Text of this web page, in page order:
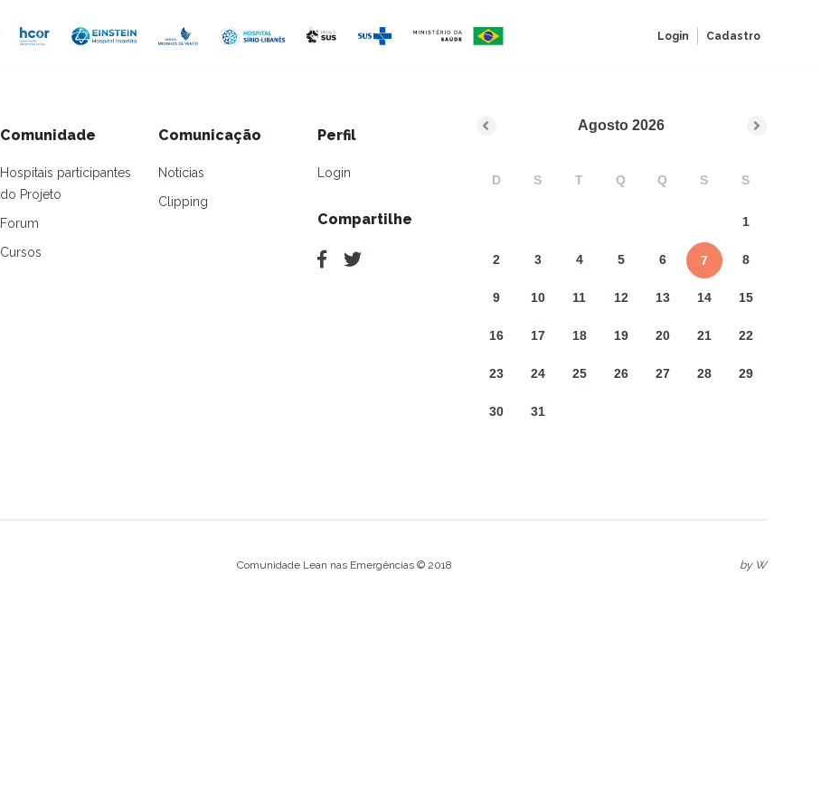
Login Cadastro
Comunidade
Hospitais participantes
do Projeto
Forum
Cursos
Comunicação
Notícias
Clipping
Perfil
Login
Compartilhe
Agosto 2026
D S T Q Q S S
1
2 3 4 5 6 7 8
9 10 11 12 13 14 15
16 17 18 19 20 21 22
23 24 25 26 27 28 29
30 31
Comunidade Lean nas Emergências © 2018 by W